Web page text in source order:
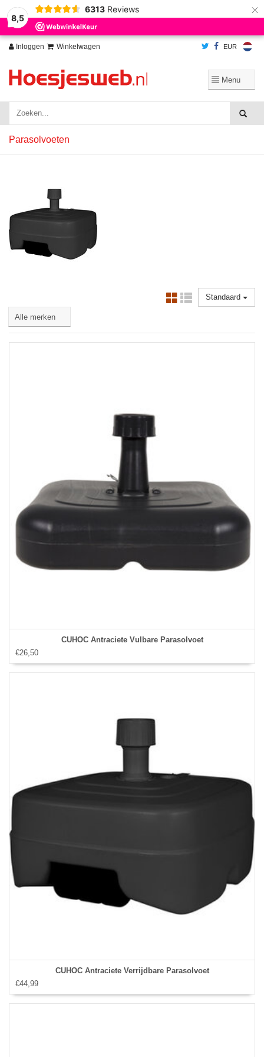
8,5
6313 Reviews ×
Inloggen Winkelwagen EUR
Parasolvoeten
Standaard
CUHOC Antraciete Vulbare Parasolvoet
€26,50
CUHOC Antraciete Verrijdbare Parasolvoet
€44,99
Wij slaan cookies op om onze website te verbeteren. Is dat akkoord?
Ja
Nee